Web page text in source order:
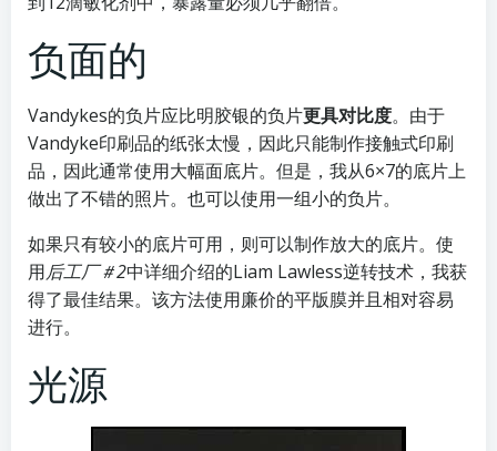
负面的
Vandykes的负片应比明胶银的负片更具对比度。由于
Vandyke印刷品的纸张太慢，因此只能制作接触式印刷
品，因此通常使用大幅面底片。但是，我从6×7的底片上
做出了不错的照片。也可以使用一组小的负片。
如果只有较小的底片可用，则可以制作放大的底片。使
用后工厂＃2中详细介绍的Liam Lawless逆转技术，我获
得了最佳结果。该方法使用廉价的平版膜并且相对容易
进行。
光源